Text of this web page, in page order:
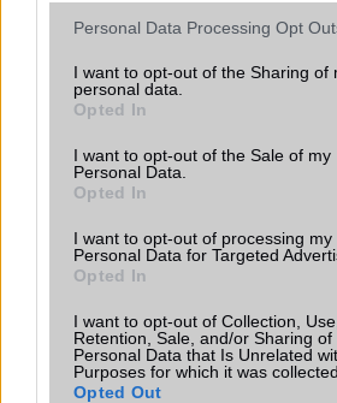
Please note that this website/app uses
not limited to your visit or usage
grant or deny consent to Google and
use your data for below specified
consent section.
Personal Data Processing Opt
I want to opt-out of the Sharing of
personal data.
Opted In
I want to opt-out of the Sale of my
Personal Data.
Opted In
I want to opt-out of processing my
Personal Data for Targeted
Opted In
I want to opt-out of Collection, Use,
Retention, Sale, and/or Sharing of
Personal Data that Is Unrelated
Purposes for which it was collected.
Opted Out
KAPCSOLÓDÓ HÍREK
Jön a Huawei Mate 30 Lite!
Harmony OS az új Huawei-n?!
IFA 2019: Mate 30 android nélkül
Romániában elérhető a Huawei Mate
Huawei Mate 30 5G mellett érkezik
Novemberben érkezik a Huawei Mate
7 milliónál jár a Huawei Mate 30!
Újabb európai országban a Huawei